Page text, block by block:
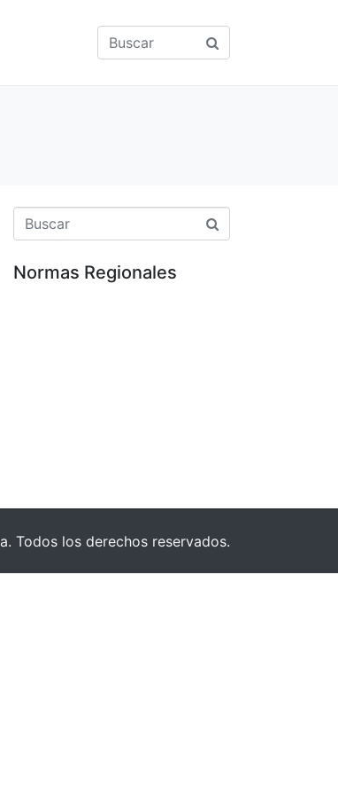
Normas Regionales
Todos los derechos reservados.